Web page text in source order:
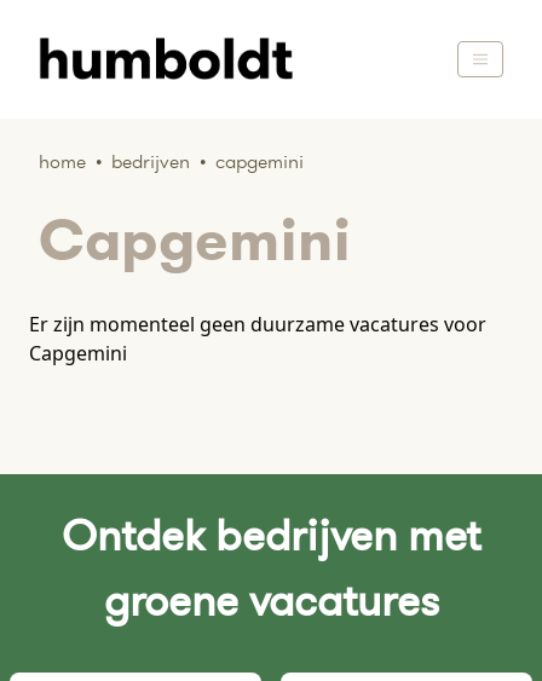
home • bedrijven • capgemini
Capgemini
Er zijn momenteel geen duurzame vacatures voor
Capgemini
Ontdek bedrijven met
groene vacatures